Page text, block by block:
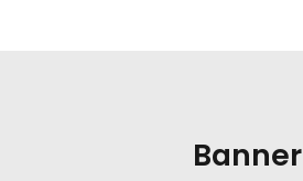
Banner